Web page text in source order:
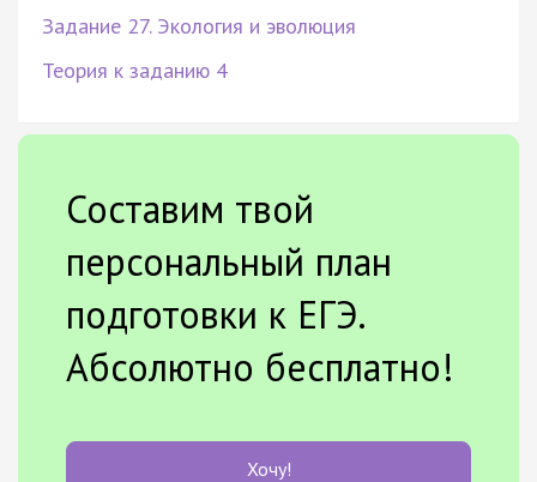
Задание 27. Экология и эволюция
Теория к заданию 4
Составим твой
персональный план
подготовки к ЕГЭ.
Абсолютно бесплатно!
Хочу!